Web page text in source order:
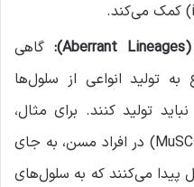
(Aberrant Lineages):
گاهی
تولید انواعی از سلول‌ها
تولید کنند. برای مثال،
سلول‌های بنیادی عضلانی (MuSCs) در افراد مسن، به جای
پیدا می‌کنند که به سلول‌های